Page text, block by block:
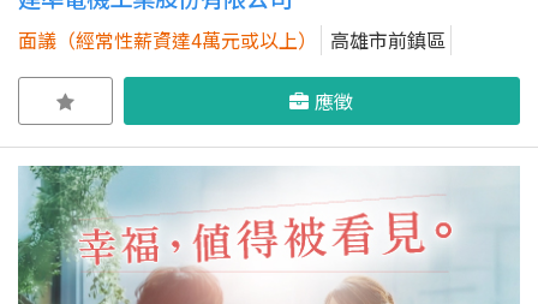
面議（經常性薪資達4萬元或以上） 高雄市前鎮區
應徵